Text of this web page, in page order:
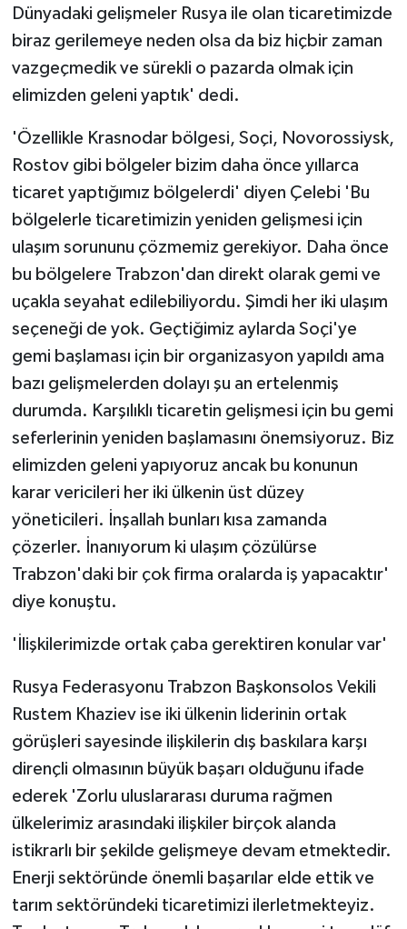
Dünyadaki gelişmeler Rusya ile olan ticaretimizde
biraz gerilemeye neden olsa da biz hiçbir zaman
vazgeçmedik ve sürekli o pazarda olmak için
elimizden geleni yaptık' dedi.
'Özellikle Krasnodar bölgesi, Soçi, Novorossiysk,
Rostov gibi bölgeler bizim daha önce yıllarca
ticaret yaptığımız bölgelerdi' diyen Çelebi 'Bu
bölgelerle ticaretimizin yeniden gelişmesi için
ulaşım sorununu çözmemiz gerekiyor. Daha önce
bu bölgelere Trabzon'dan direkt olarak gemi ve
uçakla seyahat edilebiliyordu. Şimdi her iki ulaşım
seçeneği de yok. Geçtiğimiz aylarda Soçi'ye
gemi başlaması için bir organizasyon yapıldı ama
bazı gelişmelerden dolayı şu an ertelenmiş
durumda. Karşılıklı ticaretin gelişmesi için bu gemi
seferlerinin yeniden başlamasını önemsiyoruz. Biz
elimizden geleni yapıyoruz ancak bu konunun
karar vericileri her iki ülkenin üst düzey
yöneticileri. İnşallah bunları kısa zamanda
çözerler. İnanıyorum ki ulaşım çözülürse
Trabzon'daki bir çok firma oralarda iş yapacaktır'
diye konuştu.
'İlişkilerimizde ortak çaba gerektiren konular var'
Rusya Federasyonu Trabzon Başkonsolos Vekili
Rustem Khaziev ise iki ülkenin liderinin ortak
görüşleri sayesinde ilişkilerin dış baskılara karşı
dirençli olmasının büyük başarı olduğunu ifade
ederek 'Zorlu uluslararası duruma rağmen
ülkelerimiz arasındaki ilişkiler birçok alanda
istikrarlı bir şekilde gelişmeye devam etmektedir.
Enerji sektöründe önemli başarılar elde ettik ve
tarım sektöründeki ticaretimizi ilerletmekteyiz.
TEKNOLOJİ
ÜLKE GÜNDEMİ
YAŞAM
YEREL
Yerel Haberler